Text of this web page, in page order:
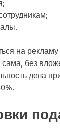
на
сама, без
дела